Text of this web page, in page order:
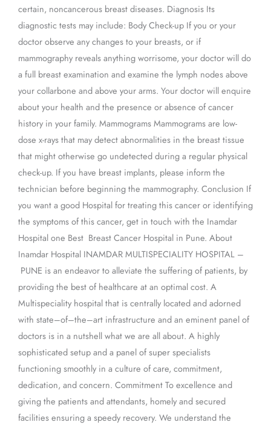
certain, noncancerous breast diseases. Diagnosis Its
diagnostic tests may include: Body Check-up If you or your
doctor observe any changes to your breasts, or if
mammography reveals anything worrisome, your doctor will do
a full breast examination and examine the lymph nodes above
your collarbone and above your arms. Your doctor will enquire
about your health and the presence or absence of cancer
history in your family. Mammograms Mammograms are low-
dose x-rays that may detect abnormalities in the breast tissue
that might otherwise go undetected during a regular physical
check-up. If you have breast implants, please inform the
technician before beginning the mammography. Conclusion If
you want a good Hospital for treating this cancer or identifying
the symptoms of this cancer, get in touch with the Inamdar
Hospital one Best Breast Cancer Hospital in Pune. About
Inamdar Hospital INAMDAR MULTISPECIALITY HOSPITAL –
PUNE is an endeavor to alleviate the suffering of patients, by
providing the best of healthcare at an optimal cost. A
Multispeciality hospital that is centrally located and adorned
with state–of–the–art infrastructure and an eminent panel of
doctors is in a nutshell what we are all about. A highly
sophisticated setup and a panel of super specialists
functioning smoothly in a culture of care, commitment,
dedication, and concern. Commitment To excellence and
giving the patients and attendants, homely and secured
facilities ensuring a speedy recovery. We understand the